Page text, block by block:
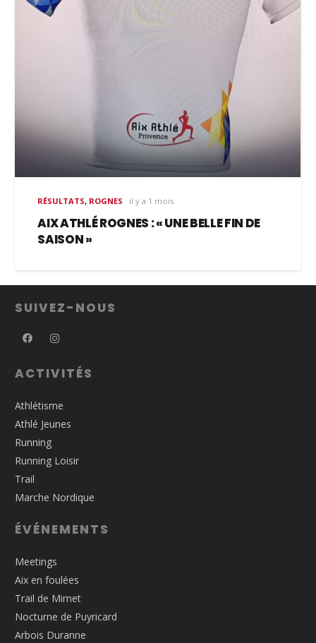
RÉSULTATS, ROGNES il y a 1 mois
AIX ATHLÉ ROGNES : « UNE BELLE FIN DE
SAISON »
SUIVEZ-NOUS
ACTIVITÉS
Athlétisme
Athlé Jeunes
Running
Running Loisir
Trail
Marche Nordique
ÉVÉNEMENTS
Meetings
Aix en foulées
Trail de Mimet
Nocturne de Puyricard
Arbois Duranne